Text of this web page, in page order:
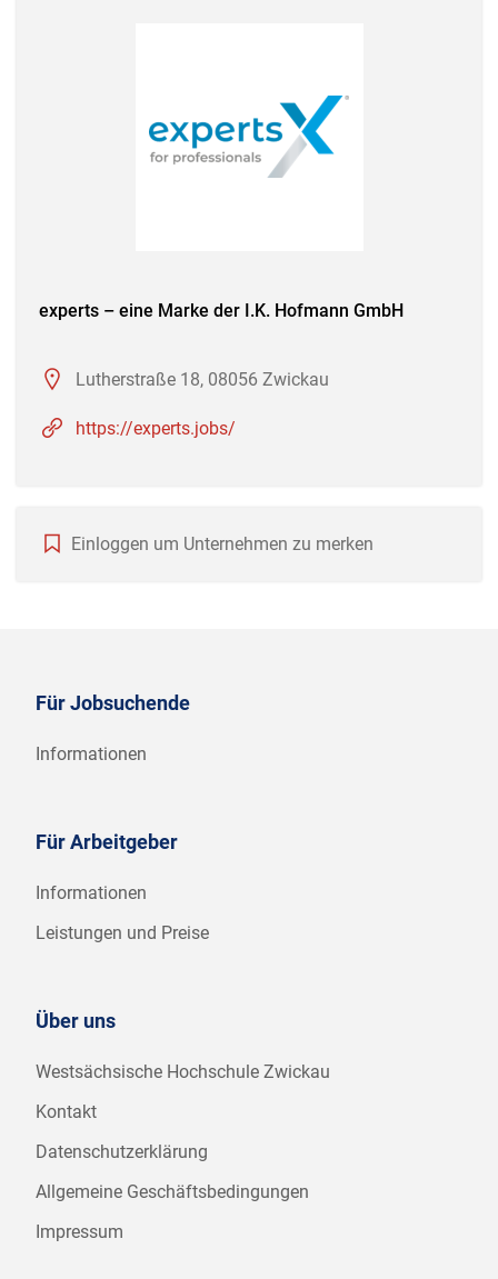
experts – eine Marke der I.K. Hofmann GmbH
Lutherstraße 18, 08056 Zwickau
https://experts.jobs/
Einloggen um Unternehmen zu merken
Für Jobsuchende
Informationen
Für Arbeitgeber
Informationen
Leistungen und Preise
Über uns
Westsächsische Hochschule Zwickau
Kontakt
Datenschutzerklärung
Allgemeine Geschäftsbedingungen
Impressum